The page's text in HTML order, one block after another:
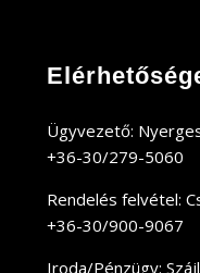
Ügyvezető:
+36-30/279-5060
Rendelés felvétel:
+36-30/900-9067
Iroda/Pénzügy: